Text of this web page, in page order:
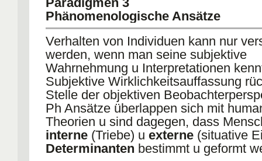
Phänomenologische Ansätze
Verhalten von Individuen kann nur
werden, wenn man seine subjektive
Wahrnehmung u Interpretationen
Subjektive Wirklichkeitsauffassung
Stelle der objektiven
Ph Ansätze überlappen sich mit
Theorien u sind dagegen, dass
interne (Triebe) u externe (situative
Determinanten bestimmt u geformt